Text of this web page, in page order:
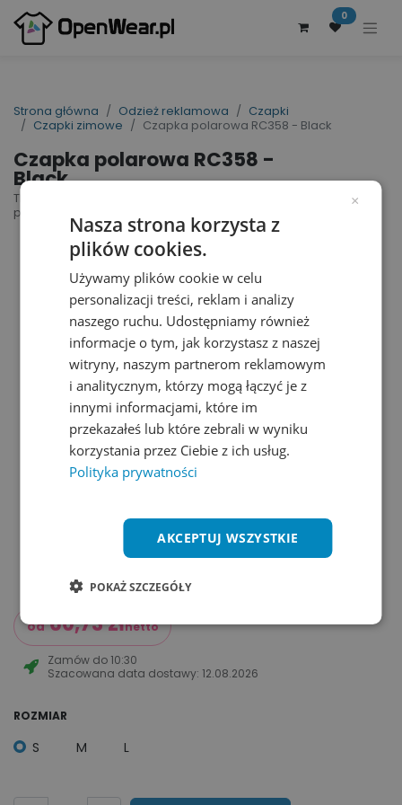
0
Strona główna Odzież reklamowa
Czapki
Czapki zimowe
Czapka polarowa RC358 - Black
Czapka polarowa RC358 -
Black
Thinsulate Sherpa Hat | nr art.: RC358 | nr art.
producenta: R358X
od 60,73złnetto
Zamów do 10:30
Szacowana data dostawy: 12.08.2026
ROZMIAR
S M L
×
Nasza strona korzysta z
plików cookies.
Używamy plików cookie w celu
personalizacji treści, reklam i analizy
naszego ruchu. Udostępniamy również
informacje o tym, jak korzystasz z naszej
witryny, naszym partnerom reklamowym
i analitycznym, którzy mogą łączyć je z
innymi informacjami, które im
przekazałeś lub które zebrali w wyniku
korzystania przez Ciebie z ich usług.
Polityka prywatności
AKCEPTUJ WSZYSTKIE
POKAŻ SZCZEGÓŁY